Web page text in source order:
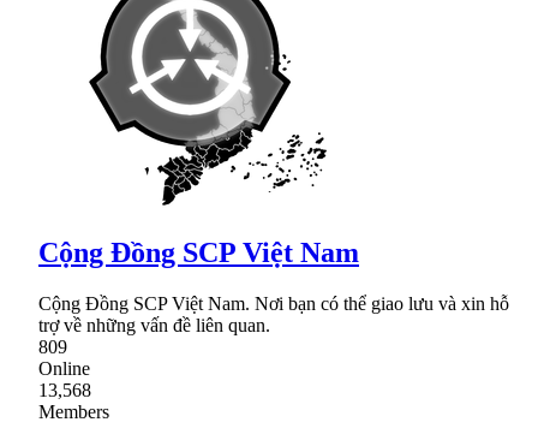
Cộng Đồng SCP Việt Nam
Cộng Đồng SCP Việt Nam. Nơi bạn có thể giao lưu và xin hỗ
trợ về những vấn đề liên quan.
809
Online
13,568
Members